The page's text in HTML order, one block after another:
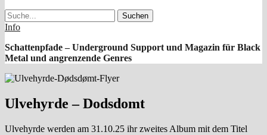
Suche
Info
Schattenpfade – Underground Support und Magazin für Black
Metal und angrenzende Genres
Ulvehyrde – Dodsdomt
Ulvehyrde werden am 31.10.25 ihr zweites Album mit dem Titel